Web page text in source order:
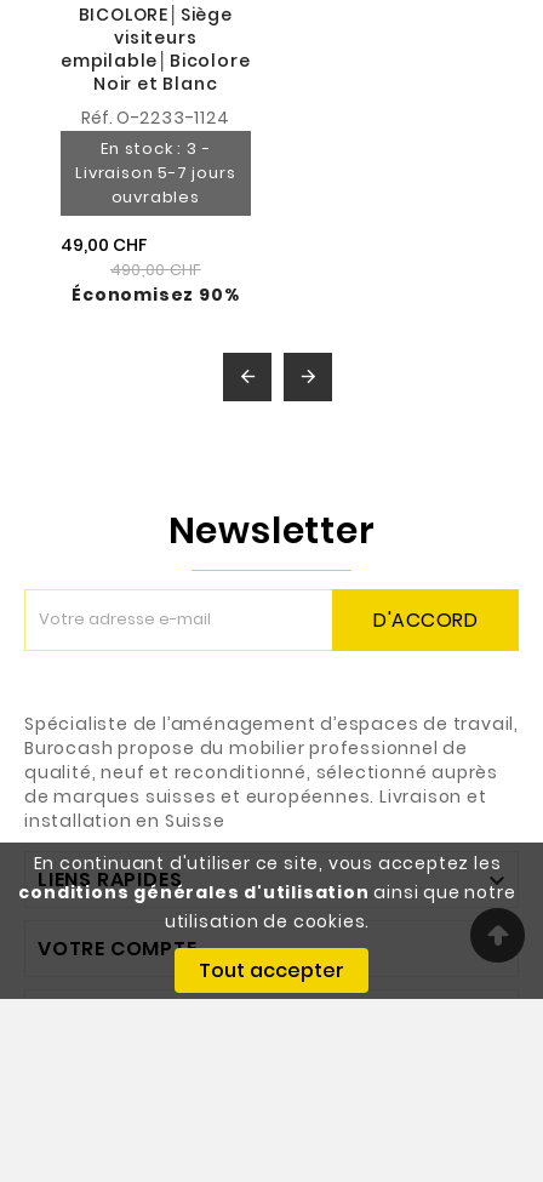
En continuant d'utiliser ce site, vous acceptez les
conditions générales d'utilisation ainsi que notre
utilisation de cookies.
Tout accepter
BICOLORE│Siège
visiteurs
empilable│Bicolore
Noir et Blanc
Réf. O-2233-1124
En stock : 3 -
Livraison 5-7 jours
ouvrables
49,00 CHF
490,00 CHF
Économisez 90%
 
Newsletter
D'ACCORD
Spécialiste de l’aménagement d’espaces de travail,
Burocash propose du mobilier professionnel de
qualité, neuf et reconditionné, sélectionné auprès
de marques suisses et européennes. Livraison et
installation en Suisse
LIENS RAPIDES 
VOTRE COMPTE 